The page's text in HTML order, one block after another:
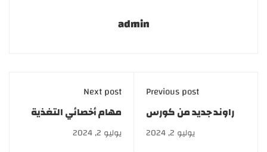
admin
Previous post
راوند جديد من كورس
التركيبات التجميلية..
اشترك الآن
يوليو 2, 2024
Next post
مهام أخصائي التغذية
العلاجية| Clinical
nutritionist
يوليو 2, 2024